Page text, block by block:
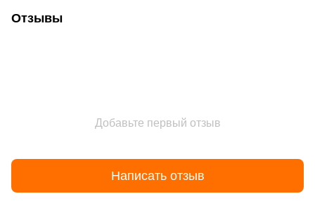
Отзывы
Добавьте первый отзыв
Написать отзыв